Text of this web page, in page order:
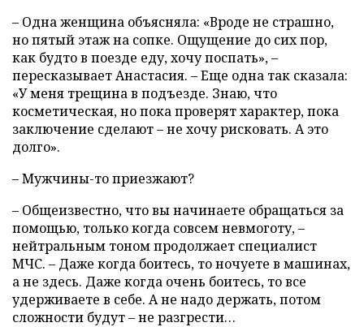
– Одна женщина объясняла: «Вроде не страшно,
но пятый этаж на сопке. Ощущение до сих пор,
как будто в поезде еду, хочу поспать», –
пересказывает Анастасия. – Еще одна так сказала:
«У меня трещина в подъезде. Знаю, что
косметическая, но пока проверят характер, пока
заключение сделают – не хочу рисковать. А это
долго».
– Мужчины-то приезжают?
– Общеизвестно, что вы начинаете обращаться за
помощью, только когда совсем невмоготу, –
нейтральным тоном продолжает специалист
МЧС. – Даже когда боитесь, то ночуете в машинах,
а не здесь. Даже когда очень боитесь, то все
удерживаете в себе. А не надо держать, потом
сложности будут – не разгрести…